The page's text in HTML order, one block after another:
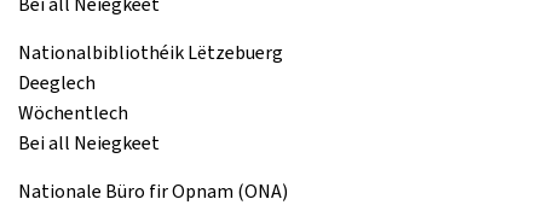
Nationalbibliothéik Lëtzebuerg
Deeglech
Wöchentlech
Bei all Neiegkeet
Nationale Büro fir Opnam (ONA)